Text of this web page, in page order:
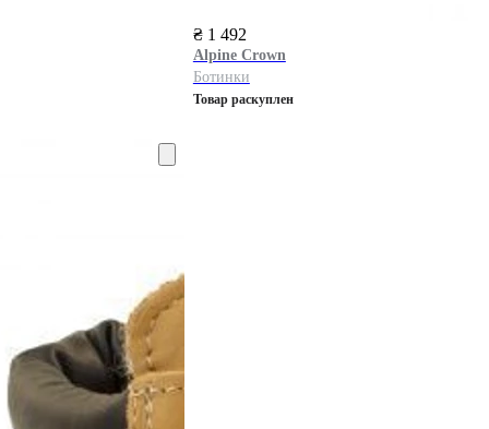
₴ 1 492
Alpine Сrown
Ботинки
Товар раскуплен